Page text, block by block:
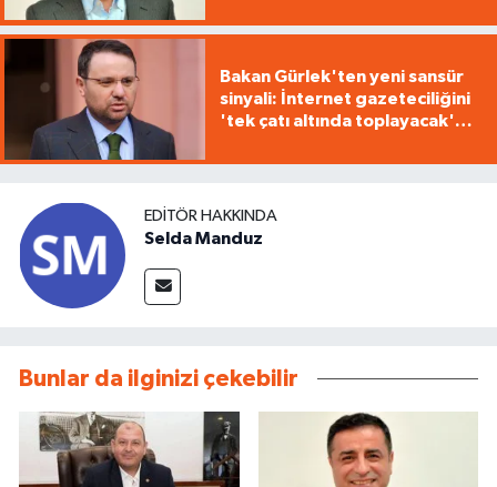
Bakan Gürlek'ten yeni sansür
sinyali: İnternet gazeteciliğini
'tek çatı altında toplayacak'
EDITÖR HAKKINDA
Selda Manduz
Bunlar da ilginizi çekebilir